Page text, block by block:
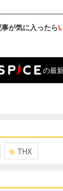
が気に入ったら
の最
THX